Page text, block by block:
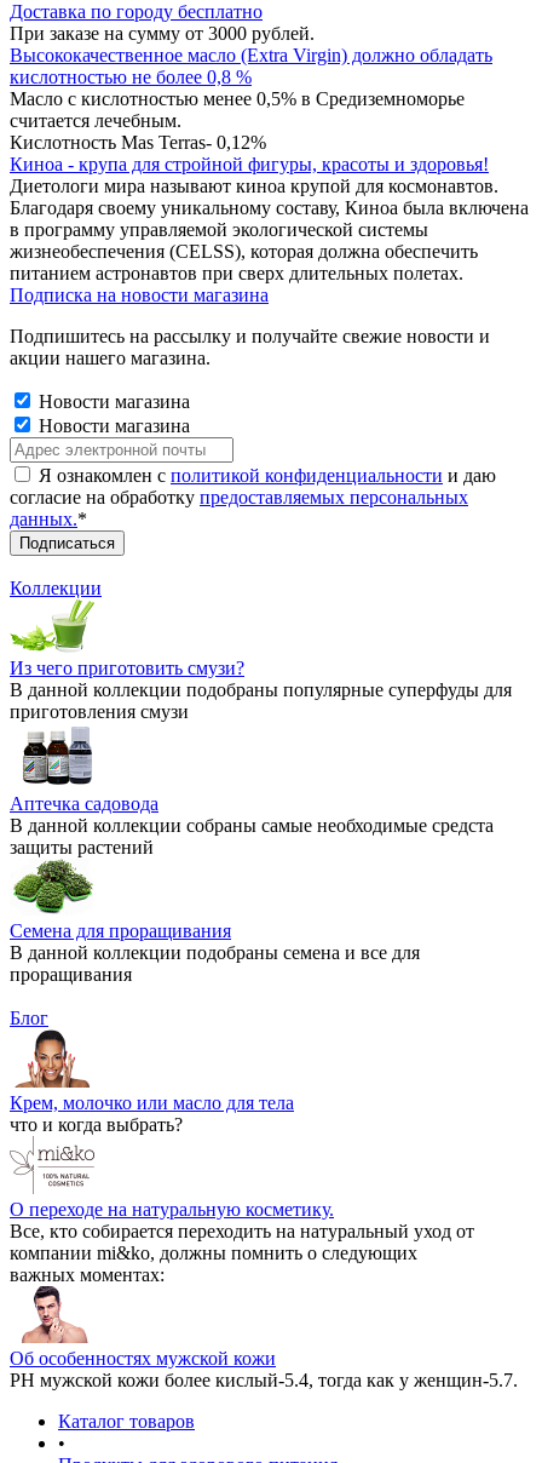
Доставка по городу бесплатно
При заказе на сумму от 3000 рублей.
Высококачественное масло (Extra Virgin) должно обладать
кислотностью не более 0,8 %
Масло с кислотностью менее 0,5% в Средиземноморье
считается лечебным.
Кислотность Mas Terras- 0,12%
Киноа - крупа для стройной фигуры, красоты и здоровья!
Диетологи мира называют киноа крупой для космонавтов.
Благодаря своему уникальному составу, Киноа была включена
в программу управляемой экологической системы
жизнеобеспечения (CELSS), которая должна обеспечить
питанием астронавтов при сверх длительных полетах.
Подписка на новости магазина
Подпишитесь на рассылку и получайте свежие новости и
акции нашего магазина.
Новости магазина
Новости магазина
Я ознакомлен с политикой конфиденциальности и даю
согласие на обработку предоставляемых персональных
данных.*
Коллекции
Из чего приготовить смузи?
В данной коллекции подобраны популярные суперфуды для
приготовления смузи
Аптечка садовода
В данной коллекции собраны самые необходимые средста
защиты растений
Семена для проращивания
В данной коллекции подобраны семена и все для
проращивания
Блог
Крем, молочко или масло для тела
что и когда выбрать?
О переходе на натуральную косметику.
Все, кто собирается переходить на натуральный уход от
компании mi&ko, должны помнить о следующих
важных моментах:
Об особенностях мужской кожи
РН мужской кожи более кислый-5.4, тогда как у женщин-5.7.
Каталог товаров
•